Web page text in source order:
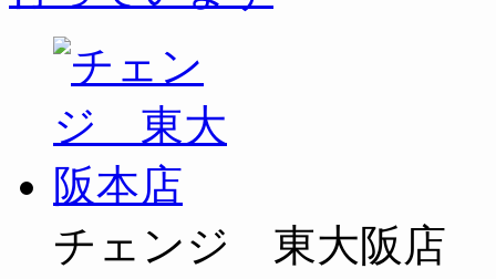
チェンジ 東大阪店